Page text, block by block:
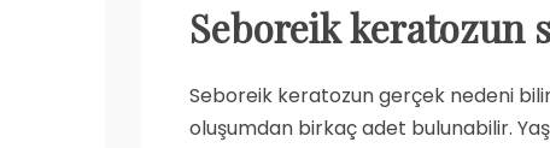
Seboreik keratozun
Seboreik keratozun gerçek nedeni
oluşumdan birkaç adet bulunabilir.